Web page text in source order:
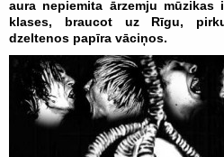
aura nepiemita ārzemju
klases, braucot uz Rīgu,
dzeltenos papīra vāciņos.